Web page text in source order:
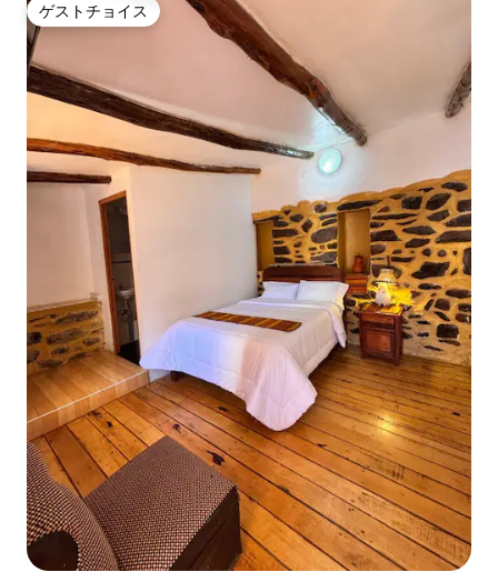
ゲストチョイス
ゲストチョイス